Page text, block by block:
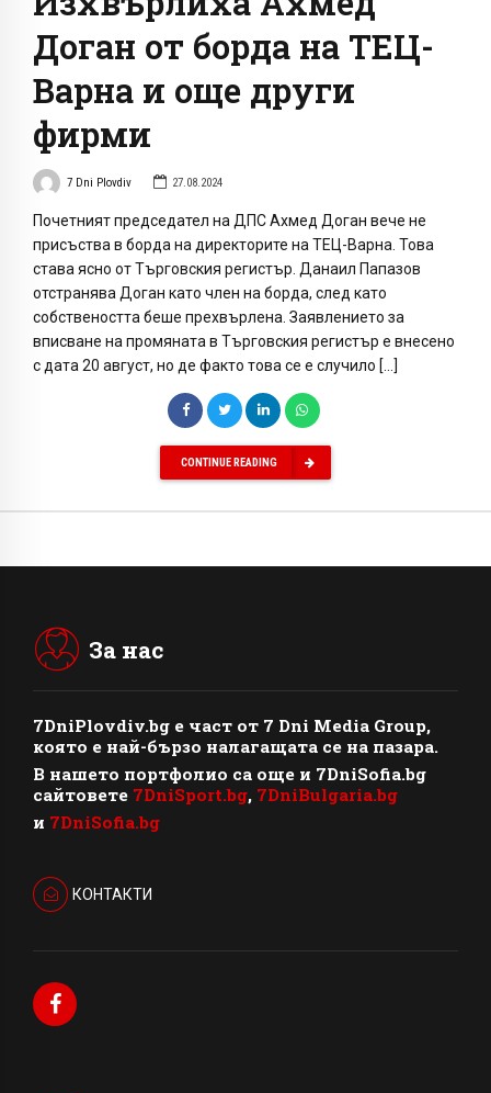
Доган от борда на ТЕЦ-
Варна и още други
фирми
7 Dni Plovdiv 27.08.2024
Почетният председател на ДПС Ахмед Доган вече не
присъства в борда на директорите на ТЕЦ-Варна. Това
става ясно от Търговския регистър. Данаил Папазов
отстранява Доган като член на борда, след като
собствеността беше прехвърлена. Заявлението за
вписване на промяната в Търговския регистър е внесено
с дата 20 август, но де факто това се е случило […]
CONTINUE READING
За нас
7DniPlovdiv.bg e част от 7 Dni Media Group,
която е най-бързо налагащата се на пазара.
В нашето портфолио са още и 7DniSofia.bg
сайтовете 7DniSport.bg, 7DniBulgaria.bg
и 7DniSofia.bg
КОНТАКТИ